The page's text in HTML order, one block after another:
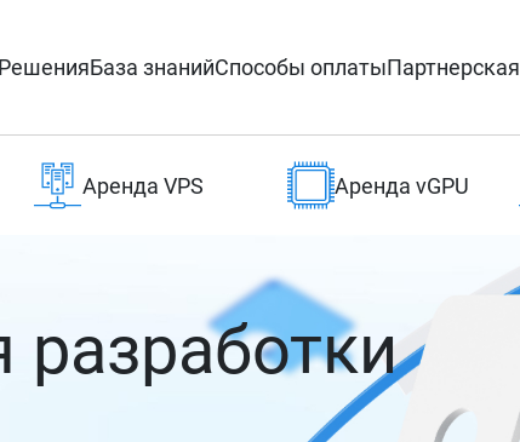
РешенияБаза знанийСпособы оплаты
Аренда VPS Аренда vGPU